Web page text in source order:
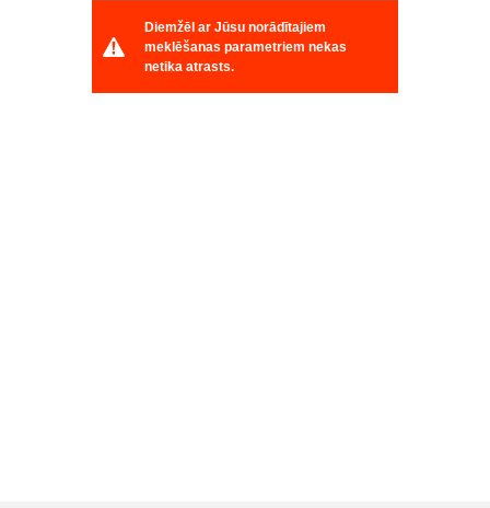
Diemžēl ar Jūsu norādītajiem
meklēšanas parametriem nekas
netika atrasts.